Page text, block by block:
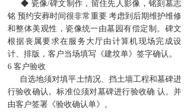
◆ 瓷像/碑文制作，留住先人影像，铭刻墓志
铭 预约安葬时间很非常重要 考虑到后期维护维修
和整体美观性，瓷像统一由墓园有偿定制。碑文
根据丧属要求在服务大厅由计算机现场完成设
计、排版，客户当场填写《建坟单》签字确认。
6 客户验收
自选地须对填平土情况、挡土墙工程和墓碑进
行验收确认。标准位须对墓碑进行验收确 认。并
由客户签署《验收确认单》。